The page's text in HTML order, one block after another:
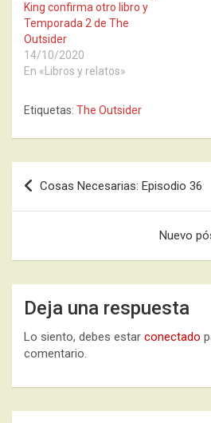
King confirma otro libro y
Temporada 2 de The
Outsider
14/10/2020
En «Libros y relatos»
Etiquetas: The Outsider
Navegación
de
Cosas Necesarias: Episodio 36
Nuevo
Deja una respuesta
Lo siento, debes estar conectado
comentario.